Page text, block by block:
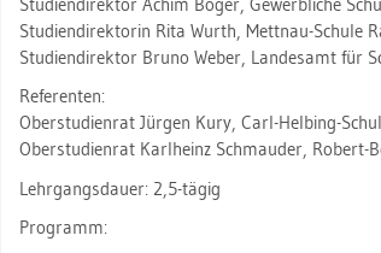
Stu­di­en­di­rek­to­rin Rita Wurth, Mett­nau-Schu­le
Stu­di­en­di­rek­tor Bruno Weber, Lan­des­amt für
Re­fe­ren­ten:
Ober­stu­di­en­rat Jür­gen Kury, Carl-Hel­bing-
Ober­stu­di­en­rat Karl­heinz Schmau­der, Ro­bert-
Lehr­gangs­dau­er: 2,5-tägig
Pro­gramm: